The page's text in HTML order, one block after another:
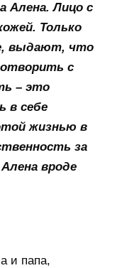
Алена. Лицо с
Только
выдают, что
с
– это
в себе
жизнью в
за
вроде
и папа,